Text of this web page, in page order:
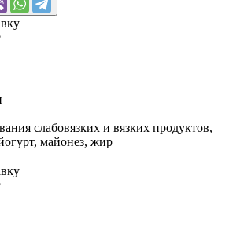
слабовязких и вязких продуктов,
майонез, жир